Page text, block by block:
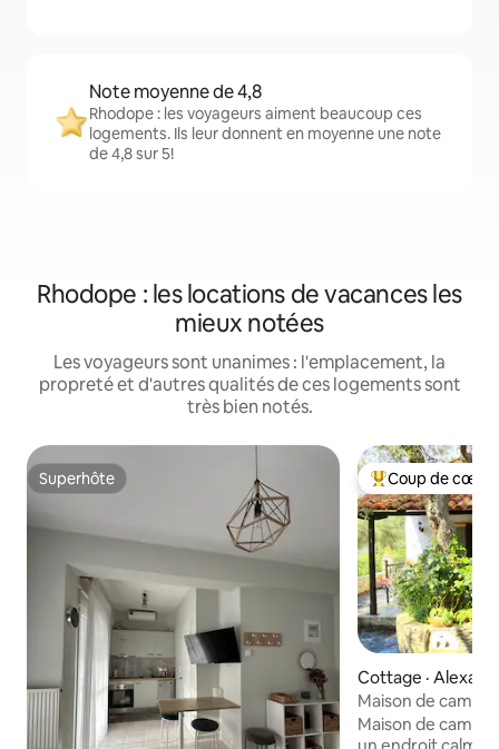
Note moyenne de 4,8
Rhodope : les voyageurs aiment beaucoup ces
logements. Ils leur donnent en moyenne une note
de 4,8 sur 5!
Rhodope : les locations de vacances les
mieux notées
Les voyageurs sont unanimes : l'emplacement, la
propreté et d'autres qualités de ces logements sont
très bien notés.
Superhôte
Superhôte Coup de cœur
Coup de cœur
Cottage ·
Maison de
Maison de